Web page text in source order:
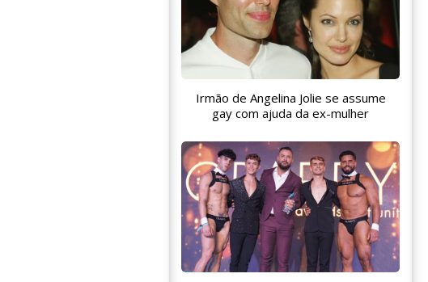
Irmão de Angelina Jolie se assume
gay com ajuda da ex-mulher